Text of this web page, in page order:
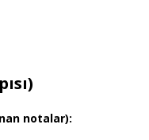
notalar):